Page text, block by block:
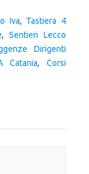
Iva, Tastiera 4
, Sentieri Lecco
Dirigenti
Catania,Corsi